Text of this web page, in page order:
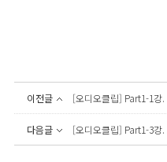
이전글 [오디오클립] Part1-1강
다음글 [오디오클립] Part1-3강.